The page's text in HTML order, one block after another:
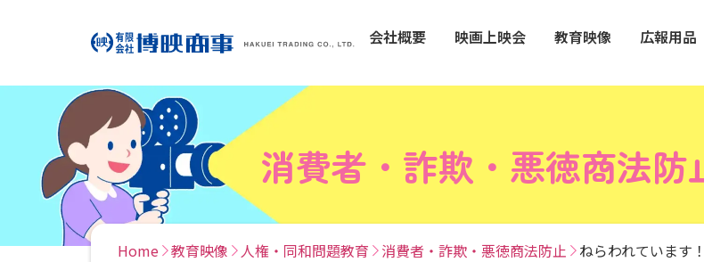
会社概要 映画上映会 教育映像 広報用品
消費者・詐欺・悪徳商法防
Home 教育映像 人権・同和問題教育 消費者・詐欺・悪徳商法防止 ねらわれています